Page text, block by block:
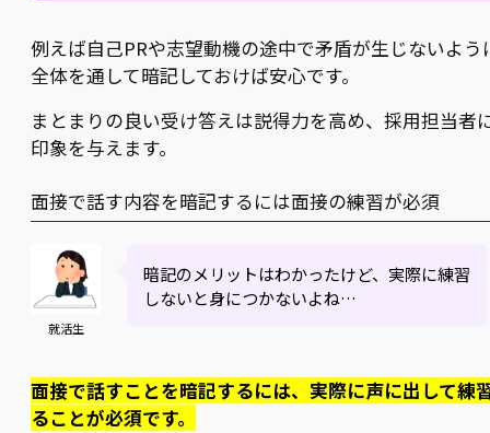
例えば自己PRや志望動機の途中で矛盾が生じないよう
全体を通して暗記しておけば安心です。
まとまりの良い受け答えは説得力を高め、採用担当者
印象を与えます。
面接で話す内容を暗記するには面接の練習が必須
就活生
暗記のメリットはわかったけど、実際に練習
しないと身につかないよね…
面接で話すことを暗記するには、実際に声に出して練
ることが必須です。